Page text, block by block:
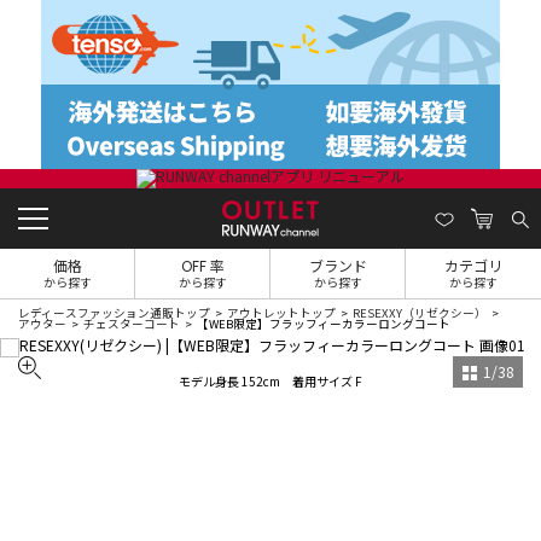
価格
から探す
OFF 率
から探す
ブランド
から探す
カテゴリ
から探す
レディースファッション通販トップ アウトレットトップ RESEXXY（リゼクシー）
アウター チェスターコート 【WEB限定】フラッフィーカラーロングコート
モデル身長 152cm 着用サイズ F 1 /38